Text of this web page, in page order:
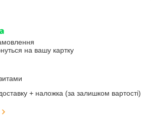
на вашу картку
+ наложка (за залишком вартості)